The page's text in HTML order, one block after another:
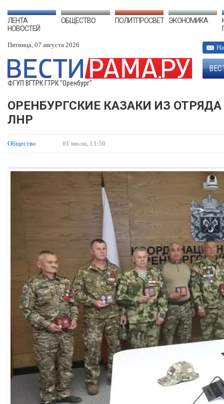
ЛЕНТА
НОВОСТЕЙ
ОБЩЕСТВО ПОЛИТПРОСВЕТ ЭКОНОМИКА
Пятница, 07 августа 2026
ФГУП ВГТРК ГТРК "Оренбург"
ОРЕНБУРГСКИЕ КАЗАКИ ИЗ
ЛНР
Общество 01 июля, 13:50